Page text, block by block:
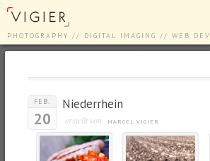
PHOTOGRAPHY // DIGITAL IMAGING // WEB DEV
FEB.
20
Niederrhein
erstellt von MARCEL VIGIER